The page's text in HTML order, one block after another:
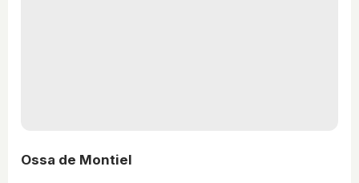
Ossa de Montiel